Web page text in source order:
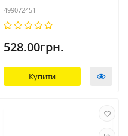
499072451-
528.00грн.
Купити